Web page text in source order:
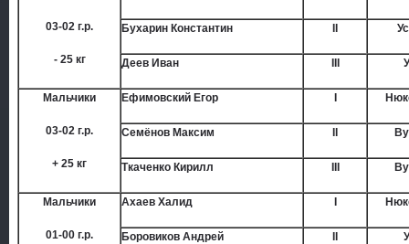
03-02 г.р.
- 25 кг
Бухарин Константин
Деев Иван
Мальчики
03-02 г.р.
+ 25 кг
Ефимовский Егор
Семёнов Максим
Ткаченко Кирилл
Мальчики
01-00 г.р.
Ахаев Халид
Боровиков Андрей